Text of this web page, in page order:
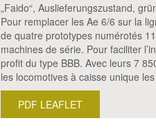
„Faido“, Auslieferungszustand,
Pour remplacer les Ae 6/6 sur la
de quatre prototypes numérotés
machines de série. Pour faciliter
profit du type BBB. Avec leurs 7
les locomotives à caisse unique
PDF LEAFLET